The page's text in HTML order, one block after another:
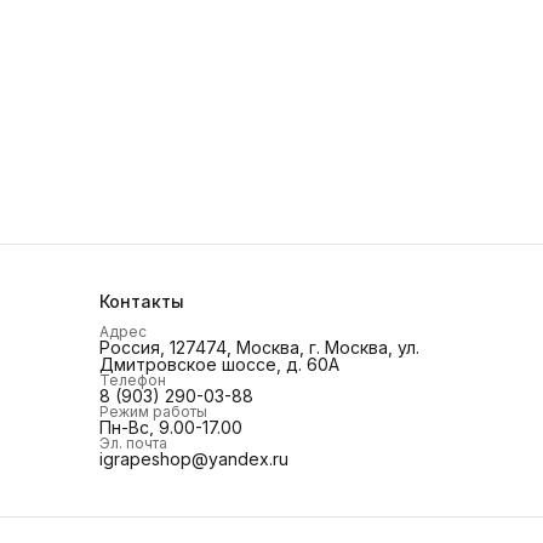
Контакты
Адрес
Россия, 127474, Москва, г. Москва, ул.
Дмитровское шоссе, д. 60А
Телефон
8 (903) 290-03-88
Режим работы
Пн-Вс, 9.00-17.00
Эл. почта
igrapeshop@yandex.ru